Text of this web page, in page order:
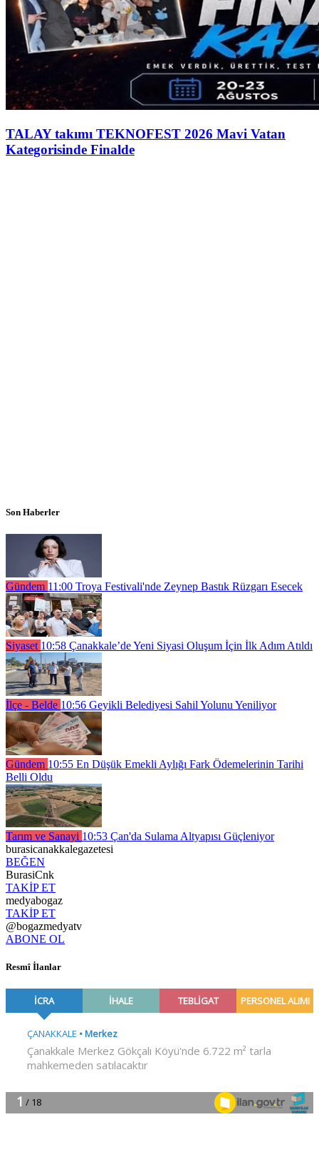
TALAY takımı TEKNOFEST 2026 Mavi Vatan
Kategorisinde Finalde
Son Haberler
Gündem 11:00 Troya Festivali'nde Zeynep Bastık Rüzgarı Esecek
Siyaset 10:58 Çanakkale’de Yeni Siyasi Oluşum İçin İlk Adım Atıldı
İlçe - Belde 10:56 Geyikli Belediyesi Sahil Yolunu Yeniliyor
Gündem 10:55 En Düşük Emekli Aylığı Fark Ödemelerinin Tarihi
Belli Oldu
Tarım ve Sanayi 10:53 Çan'da Sulama Altyapısı Güçleniyor
burasicanakkalegazetesi
BEĞEN
BurasiCnk
TAKİP ET
medyabogaz
TAKİP ET
@bogazmedyatv
ABONE OL
Resmî İlanlar